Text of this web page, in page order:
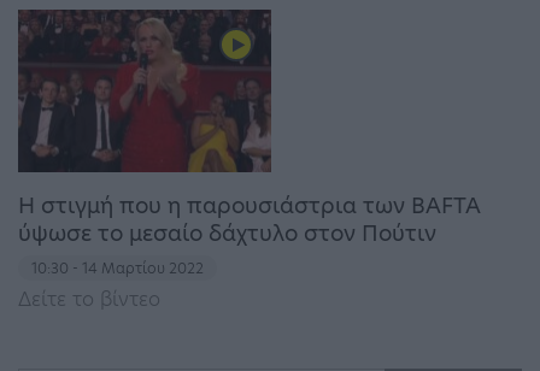
Η στιγμή που η παρουσιάστρια των BAFTA
ύψωσε το μεσαίο δάχτυλο στον Πούτιν
10:30 - 14 Μαρτίου 2022
Δείτε το βίντεο